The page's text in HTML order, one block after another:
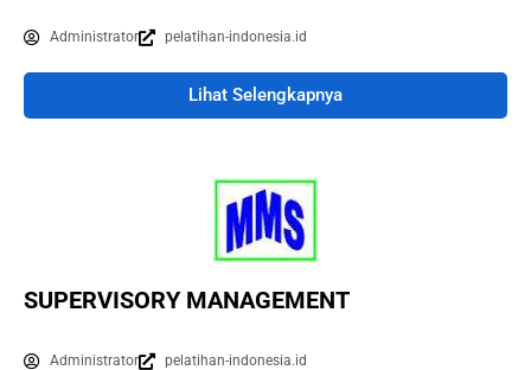
Administrator pelatihan-indonesia.id
Lihat Selengkapnya
SUPERVISORY MANAGEMENT
Administrator pelatihan-indonesia.id